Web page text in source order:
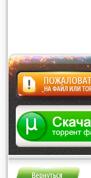
Жалоба